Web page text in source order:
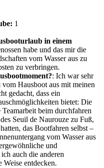
1
in einem
habe und das mir die
vom Wasser aus zu
zu verbringen.
: Ich war sehr
Hausboot aus mit meinen
gedacht, dass ein
bietet: Die
beim durchfahren
Seuil de Naurouze zu Fuß,
das Bootfahren selbst –
vom Wasser aus
und
auch die anderen
Weise entdecken.